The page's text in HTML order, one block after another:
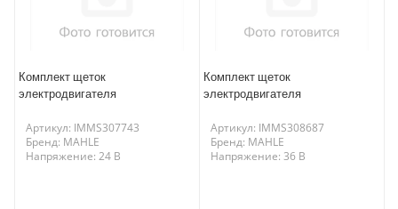
Комплект щеток
электродвигателя
Артикул: IMMS307743
Бренд: MAHLE
Напряжение: 24 В
Комплект щеток
электродвигателя
Артикул: IMMS308687
Бренд: MAHLE
Напряжение: 36 В